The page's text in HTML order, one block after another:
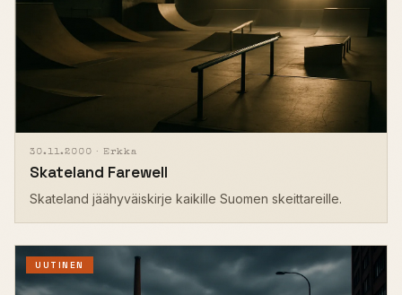
30.11.2000 · Erkka
Skateland Farewell
Skateland jäähyväiskirje kaikille Suomen skeittareille.
UUTINEN